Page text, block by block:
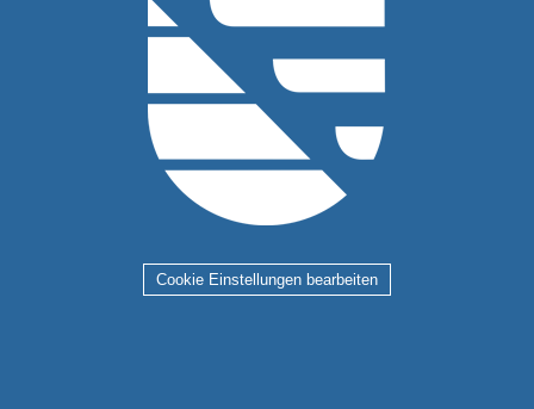
Cookie Einstellungen bearbeiten